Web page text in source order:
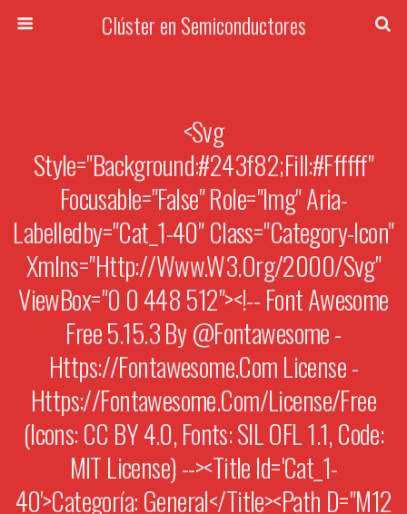
Clúster en Semiconductores
<svg
Style="background:#243f82;fill:#ffffff"
Focusable="false" Role="img" Aria-
Labelledby="cat_1-40" Class="category-Icon"
Xmlns="http://www.w3.org/2000/svg"
ViewBox="0 0 448 512"><!-- Font Awesome
Free 5.15.3 By @fontawesome -
Https://fontawesome.com License -
Https://fontawesome.com/license/free
(Icons: CC BY 4.0, Fonts: SIL OFL 1.1, Code:
MIT License) --><title Id='cat_1-
40'>Categoría: General</title><path D="M12